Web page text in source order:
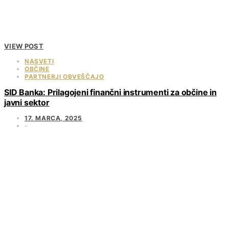
VIEW POST
NASVETI
OBČINE
PARTNERJI OBVEŠČAJO
SID Banka: Prilagojeni finančni instrumenti za občine in
javni sektor
17. MARCA, 2025